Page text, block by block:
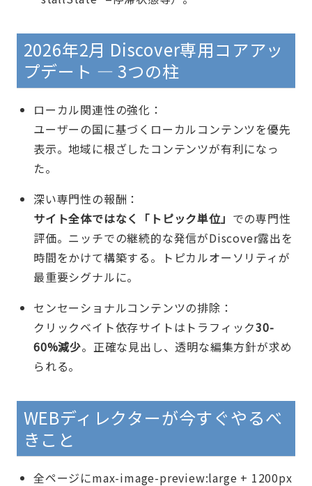
2026年2月 Discover専用コアアッ
プデート — 3つの柱
ローカル関連性の強化：
ユーザーの国に基づくローカルコンテンツを優先
表示。地域に根ざしたコンテンツが有利になっ
た。
深い専門性の報酬：
サイト全体ではなく「トピック単位」 での専門性
評価。ニッチでの継続的な発信がDiscover露出を
時間をかけて構築する。トピカルオーソリティが
最重要シグナルに。
センセーショナルコンテンツの排除：
クリックベイト依存サイトはトラフィック30-
60%減少。正確な見出し、透明な編集方針が求め
られる。
WEBディレクターが今すぐやるべ
きこと
全ページにmax-image-preview:large + 1200px